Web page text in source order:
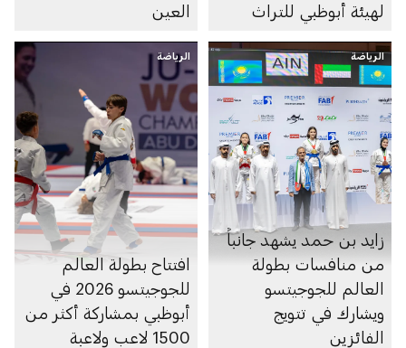
لهيئة أبوظبي للتراث
العين
الرياضة
زايد بن حمد يشهد جانباً
من منافسات بطولة
العالم للجوجيتسو
ويشارك في تتويج
الفائزين
الرياضة
افتتاح بطولة العالم
للجوجيتسو 2026 في
أبوظبي بمشاركة أكثر من
1500 لاعب ولاعبة